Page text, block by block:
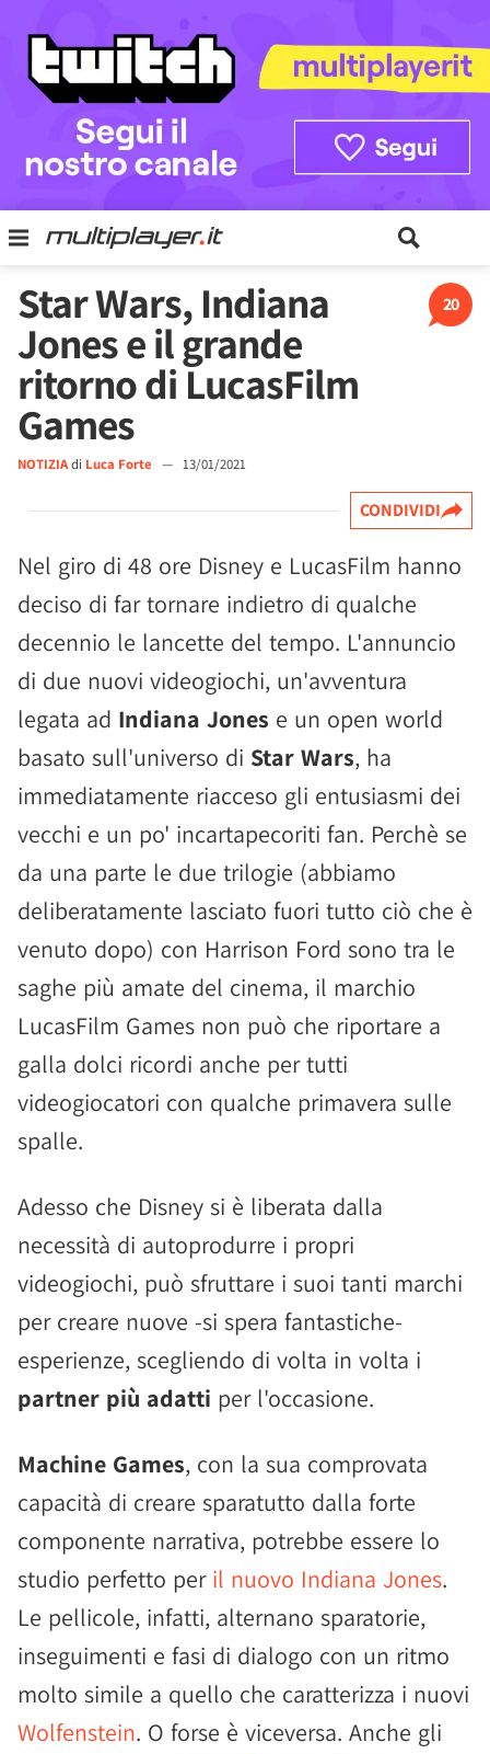
20
Star Wars, Indiana
Jones e il grande
ritorno di LucasFilm
Games
NOTIZIAdi Luca Forte — 13/01/2021
CONDIVIDI
Nel giro di 48 ore Disney e LucasFilm hanno
deciso di far tornare indietro di qualche
decennio le lancette del tempo. L'annuncio
di due nuovi videogiochi, un'avventura
legata ad Indiana Jones e un open world
basato sull'universo di Star Wars, ha
immediatamente riacceso gli entusiasmi dei
vecchi e un po' incartapecoriti fan. Perchè se
da una parte le due trilogie (abbiamo
deliberatamente lasciato fuori tutto ciò che è
venuto dopo) con Harrison Ford sono tra le
saghe più amate del cinema, il marchio
LucasFilm Games non può che riportare a
galla dolci ricordi anche per tutti
videogiocatori con qualche primavera sulle
spalle.
Adesso che Disney si è liberata dalla
necessità di autoprodurre i propri
videogiochi, può sfruttare i suoi tanti marchi
per creare nuove -si spera fantastiche-
esperienze, scegliendo di volta in volta i
partner più adatti per l'occasione.
Machine Games, con la sua comprovata
capacità di creare sparatutto dalla forte
componente narrativa, potrebbe essere lo
studio perfetto per il nuovo Indiana Jones.
Le pellicole, infatti, alternano sparatorie,
inseguimenti e fasi di dialogo con un ritmo
molto simile a quello che caratterizza i nuovi
Wolfenstein. O forse è viceversa. Anche gli